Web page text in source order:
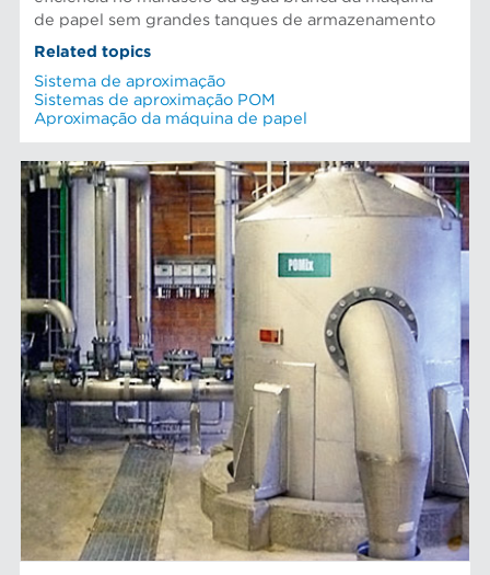
de papel sem grandes tanques de armazenamento
Related topics
Sistema de aproximação
Sistemas de aproximação POM
Aproximação da máquina de papel